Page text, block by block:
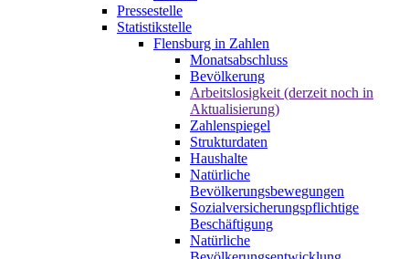
Pressestelle
Statistikstelle
Flensburg in Zahlen
Monatsabschluss
Bevölkerung
Arbeitslosigkeit (derzeit noch in
Aktualisierung)
Zahlenspiegel
Strukturdaten
Haushalte
Natürliche
Bevölkerungsbewegungen
Sozialversicherungspflichtige
Beschäftigung
Natürliche